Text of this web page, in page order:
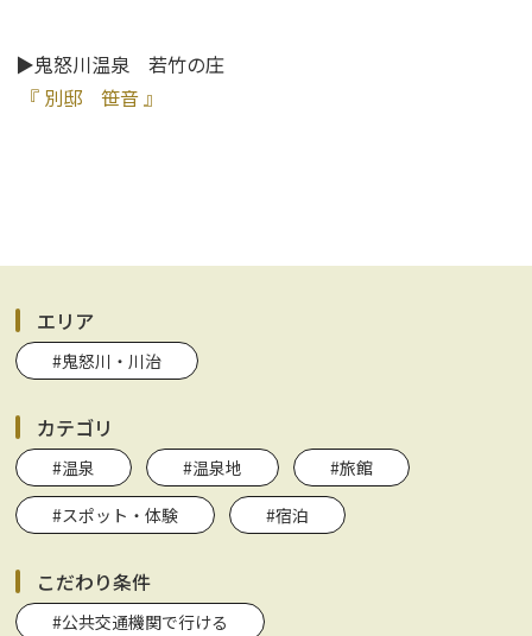
▶鬼怒川温泉 若竹の庄
『 別邸 笹音 』
エリア
#鬼怒川・川治
カテゴリ
#温泉 #温泉地
#旅館
#スポット・体験
#宿泊
こだわり条件
#公共交通機関で行ける